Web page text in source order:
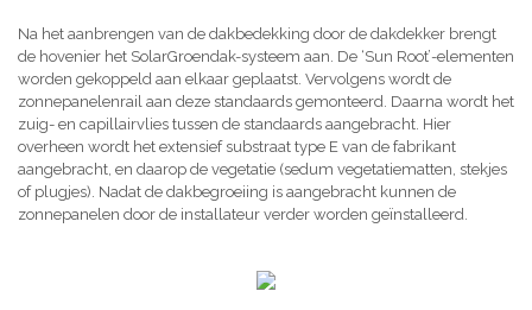
Na het aanbrengen van de dakbedekking door de dakdekker brengt
de hovenier het SolarGroendak-systeem aan. De ‘Sun Root’-elementen
worden gekoppeld aan elkaar geplaatst. Vervolgens wordt de
zonnepanelenrail aan deze standaards gemonteerd. Daarna wordt het
zuig- en capillairvlies tussen de standaards aangebracht. Hier
overheen wordt het extensief substraat type E van de fabrikant
aangebracht, en daarop de vegetatie (sedum vegetatiematten, stekjes
of plugjes). Nadat de dakbegroeiing is aangebracht kunnen de
zonnepanelen door de installateur verder worden geïnstalleerd.